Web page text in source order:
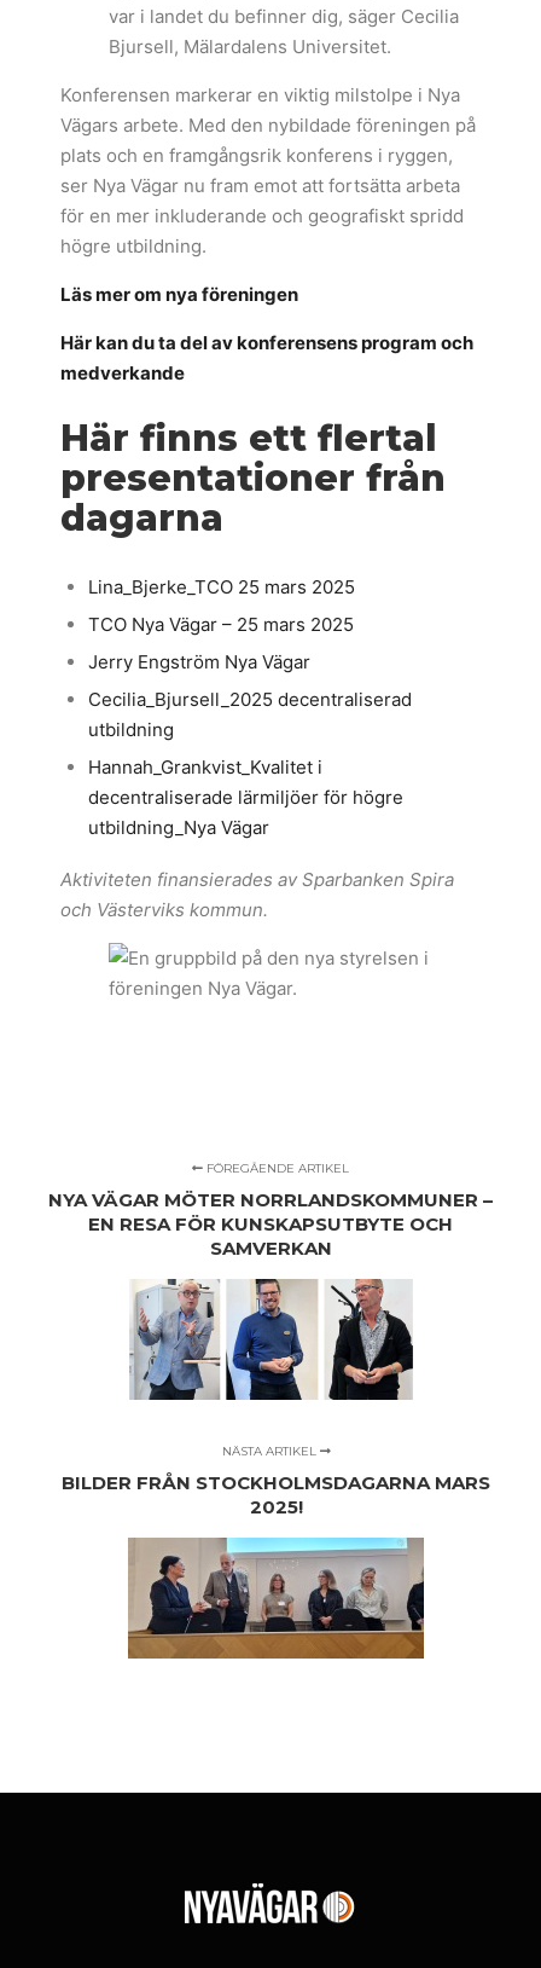
var i landet du befinner dig, säger Cecilia
Bjursell, Mälardalens Universitet.
Konferensen markerar en viktig milstolpe i Nya
Vägars arbete. Med den nybildade föreningen på
plats och en framgångsrik konferens i ryggen,
ser Nya Vägar nu fram emot att fortsätta arbeta
för en mer inkluderande och geografiskt spridd
högre utbildning.
Läs mer om nya föreningen
Här kan du ta del av konferensens program och
medverkande
Här finns ett flertal
presentationer från
dagarna
Lina_Bjerke_TCO 25 mars 2025
TCO Nya Vägar – 25 mars 2025
Jerry Engström Nya Vägar
Cecilia_Bjursell_2025 decentraliserad
utbildning
Hannah_Grankvist_Kvalitet i
decentraliserade lärmiljöer för högre
utbildning_Nya Vägar
Aktiviteten finansierades av Sparbanken Spira
och Västerviks kommun.
FÖREGÅENDE ARTIKEL
NYA VÄGAR MÖTER NORRLANDSKOMMUNER –
EN RESA FÖR KUNSKAPSUTBYTE OCH
SAMVERKAN
NÄSTA ARTIKEL
BILDER FRÅN STOCKHOLMSDAGARNA MARS
2025!